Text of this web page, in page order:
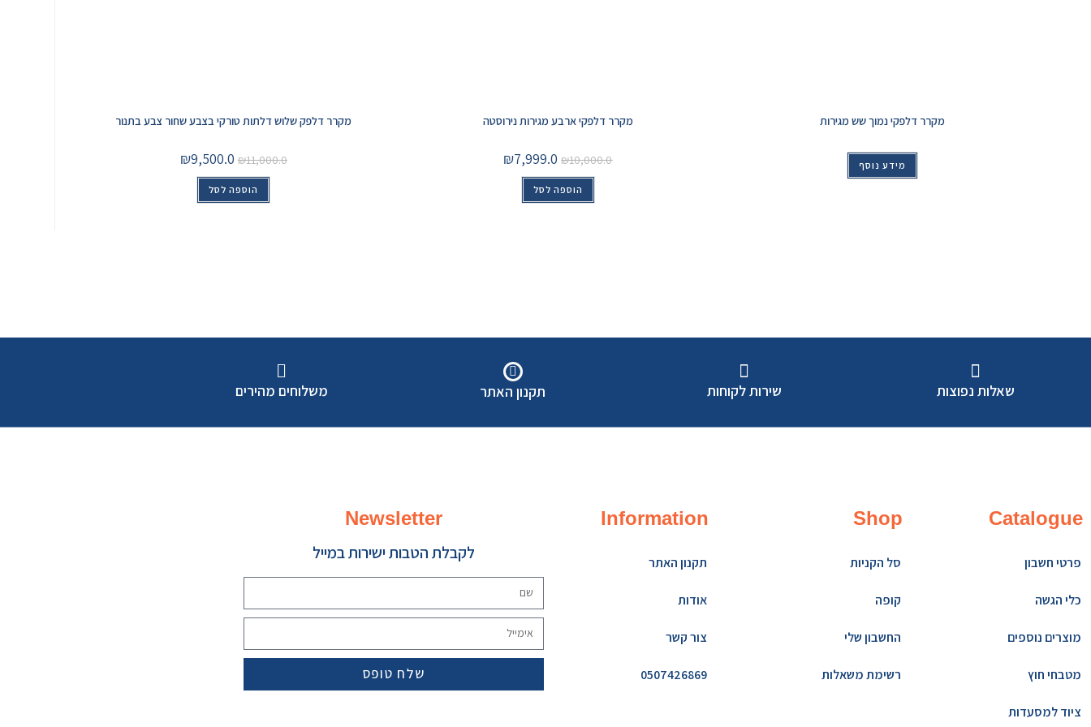
מקרר דלפק שלוש דלתות טורקי בצבע שחור צבע בתנור
₪11,000.0
₪9,500.0
הוספה לסל
מקרר דלפקי ארבע מגירות נירוסטה
₪10,000.0
₪7,999.0
הוספה לסל
מקרר דלפקי נמוך שש מגירות
מידע נוסף
שאלות נפוצות שירות לקוחות תקנון האתר משלוחים מהירים
Catalogue
פרטי חשבון
כלי הגשה
מוצרים נוספים
מטבחי חוץ
ציוד למסעדות
Shop
סל הקניות
קופה
החשבון שלי
רשימת משאלות
Information
תקנון האתר
אודות
צור קשר
0507426869
Newsletter
לקבלת הטבות ישירות במייל
שלח טופס